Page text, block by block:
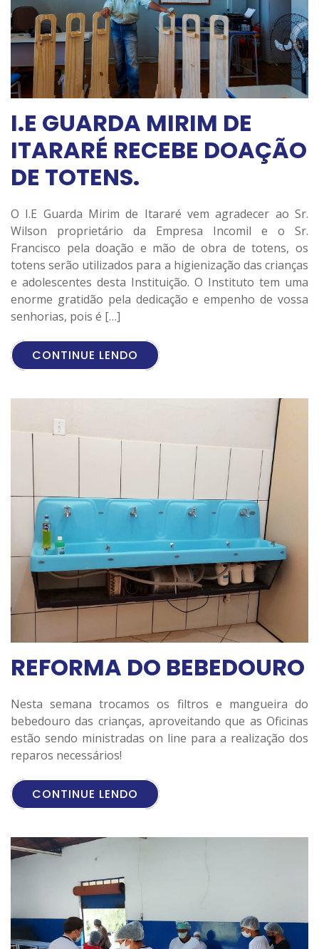
I.E GUARDA MIRIM DE
ITARARÉ RECEBE DOAÇÃO
DE TOTENS.
O I.E Guarda Mirim de Itararé vem agradecer ao Sr.
Wilson proprietário da Empresa Incomil e o Sr.
Francisco pela doação e mão de obra de totens, os
totens serão utilizados para a higienização das crianças
e adolescentes desta Instituição. O Instituto tem uma
enorme gratidão pela dedicação e empenho de vossa
senhorias, pois é […]
CONTINUE LENDO
REFORMA DO BEBEDOURO
Nesta semana trocamos os filtros e mangueira do
bebedouro das crianças, aproveitando que as Oficinas
estão sendo ministradas on line para a realização dos
reparos necessários!
CONTINUE LENDO